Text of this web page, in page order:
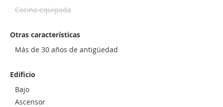
Cocina equipada
Otras características
Más de 30 años de antigüedad
Edificio
Bajo
Ascensor